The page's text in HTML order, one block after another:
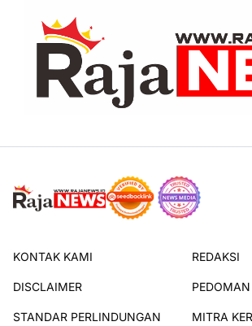
KONTAK KAMI REDAKSI
DISCLAIMER
STANDAR PERLINDUNGAN
MITRA